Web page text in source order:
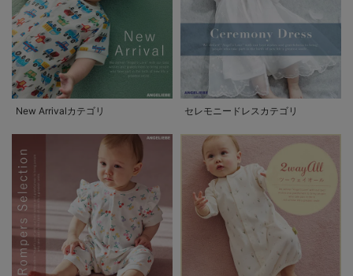
New Arrivalカテゴリ セレモニードレスカテゴリ